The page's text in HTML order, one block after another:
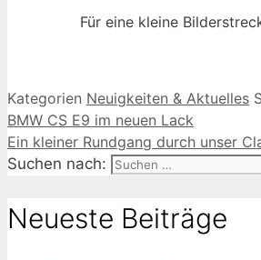
Für eine kleine
Kategorien Neuigkeiten & Aktuelles
BMW CS E9 im neuen Lack
Ein kleiner Rundgang durch unser
Suchen nach:
Neueste Beiträge